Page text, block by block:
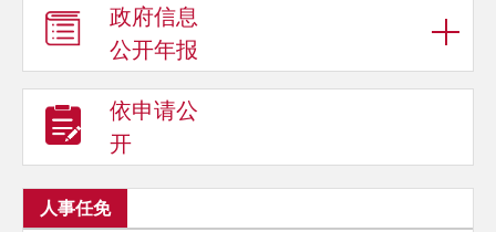
政府信息
公开年报
依申请公
开
人事任免